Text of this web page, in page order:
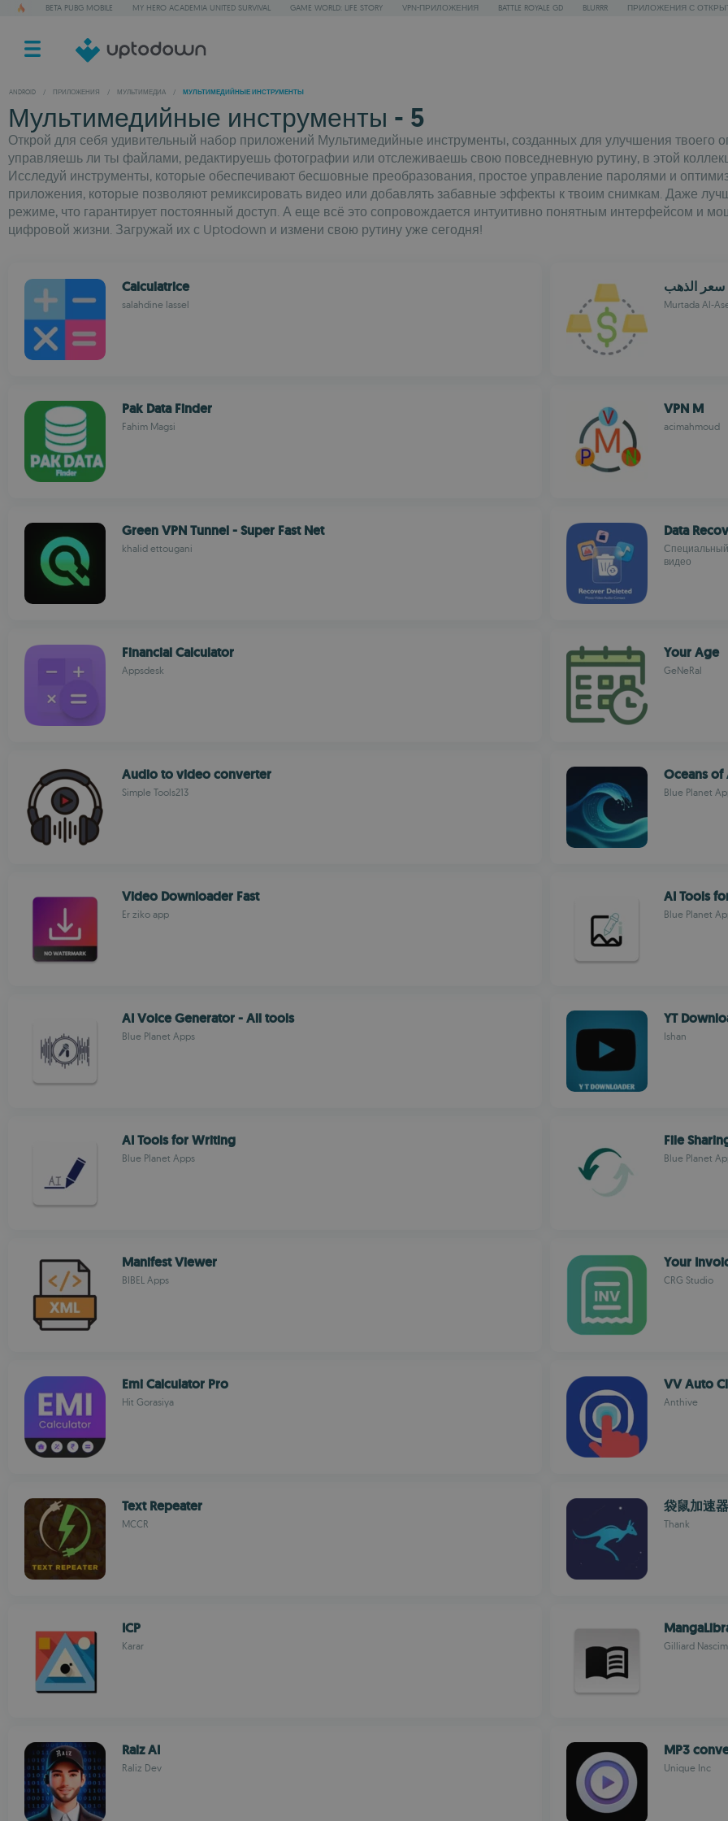
BETA PUBG MOBILE MY HERO ACADEMIA UNITED SURVIVAL GAME WORLD: LIFE STORY VPN-ПРИЛОЖЕНИЯ BATTLE ROYALE GD BLURRR ПРИЛОЖЕНИЯ С
ANDROID / ПРИЛОЖЕНИЯ / МУЛЬТИМЕДИА / МУЛЬТИМЕДИЙНЫЕ ИНСТРУМЕНТЫ
Мультимедийные инструменты - 5
Открой для себя удивительный набор приложений Мультимедийные инструменты, созданных для улучшения твоего
управляешь ли ты файлами, редактируешь фотографии или отслеживаешь свою повседневную рутину, в этой
Исследуй инструменты, которые обеспечивают бесшовные преобразования, простое управление паролями и
приложения, которые позволяют ремиксировать видео или добавлять забавные эффекты к твоим снимкам. Даже
режиме, что гарантирует постоянный доступ. А еще всё это сопровождается интуитивно понятным интерфейсом и
цифровой жизни. Загружай их с Uptodown и измени свою рутину уже сегодня!
Calculatrice
salahdine lassel
سعر الذهب
Murtada Al-
Pak Data Finder
Fahim Magsi
VPN M
acimahmoud
Green VPN Tunnel - Super Fast Net
khalid ettougani
Data
видео
Financial Calculator
Appsdesk
Your Age
GeNeRal
Audio to video converter
Simple Tools213
Oceans of
Blue Planet
Video Downloader Fast
Er ziko app
AI Tools
Blue Planet
AI Voice Generator - All tools
Blue Planet Apps
YT
Ishan
AI Tools for Writing
Blue Planet Apps
File
Blue Planet
Manifest Viewer
BIBEL Apps
Your
CRG Studio
Emi Calculator Pro
Hit Gorasiya
VV Auto
Anthive
Text Repeater
MCCR
袋鼠加速器
Thank
ICP
Karar Gilliard
Ralz AI
Raliz Dev
MP3
Unique Inc